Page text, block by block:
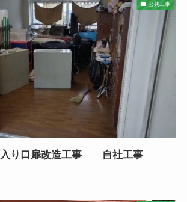
公共工事
入り口扉改造工事 自社工事